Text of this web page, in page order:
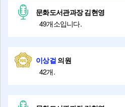
문화도서관과장 김현영
49개소입니다.
이상걸의원
42개.